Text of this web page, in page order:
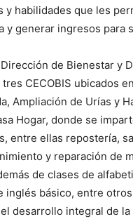
y habilidades que les
y generar ingresos para
de Bienestar y
CECOBIS ubicados
Ampliación de Urías y
Hogar, donde se
entre ellas repostería,
y reparación de
de clases de
inglés básico, entre
desarrollo integral de la